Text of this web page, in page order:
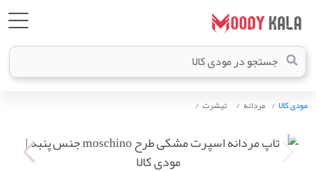
مودی کالا مردانه تیشرت